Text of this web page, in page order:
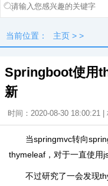
当前位置： 主页 > >
Springboot使用
新
时间：2020-08-30 18:00:21 |
当springmvc转向
thymeleaf，对于一直使用
不过研究了一会发现